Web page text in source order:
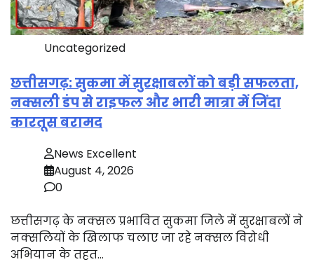
Uncategorized
छत्तीसगढ़: सुकमा में सुरक्षाबलों को बड़ी सफलता,
नक्सली डंप से राइफल और भारी मात्रा में जिंदा
कारतूस बरामद
News Excellent
August 4, 2026
0
छत्तीसगढ़ के नक्सल प्रभावित सुकमा जिले में सुरक्षाबलों ने
नक्सलियों के खिलाफ चलाए जा रहे नक्सल विरोधी
अभियान के तहत…